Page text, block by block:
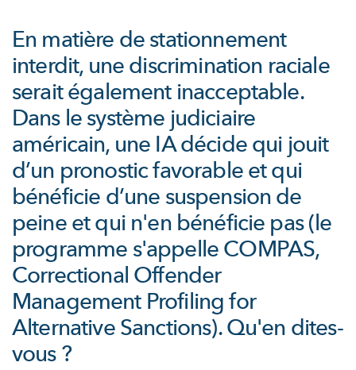
En matière de stationnement
interdit, une discrimination raciale
serait également inacceptable.
Dans le système judiciaire
américain, une IA décide qui jouit
d’un pronostic favorable et qui
bénéficie d’une suspension de
peine et qui n'en bénéficie pas (le
programme s'appelle COMPAS,
Correctional Offender
Management Profiling for
Alternative Sanctions). Qu'en dites-
vous ?